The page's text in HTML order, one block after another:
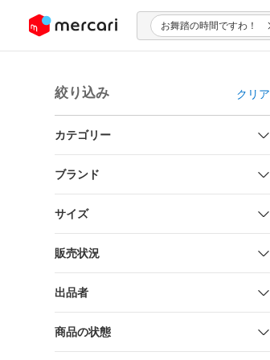
ツにスキップ お舞踏の時間ですわ！
絞り込み クリア
カテゴリー
ブランド
サイズ
販売状況
出品者
商品の状態